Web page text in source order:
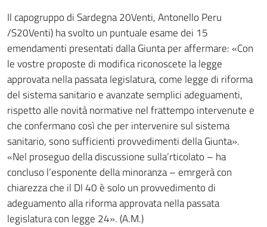
Il capogruppo di Sardegna 20Venti, Antonello Peru
/S20Venti) ha svolto un puntuale esame dei 15
emendamenti presentati dalla Giunta per affermare: «Con
le vostre proposte di modifica riconoscete la legge
approvata nella passata legislatura, come legge di riforma
del sistema sanitario e avanzate semplici adeguamenti,
rispetto alle novità normative nel frattempo intervenute e
che confermano così che per intervenire sul sistema
sanitario, sono sufficienti provvedimenti della Giunta».
«Nel proseguo della discussione sulla’rticolato – ha
concluso l’esponente della minoranza – emrgerà con
chiarezza che il Dl 40 è solo un provvedimento di
adeguamento alla riforma approvata nella passata
legislatura con legge 24». (A.M.)